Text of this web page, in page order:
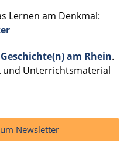
Lernen am Denkmal:
am Rhein.
und Unterrichtsmaterial
Newsletter